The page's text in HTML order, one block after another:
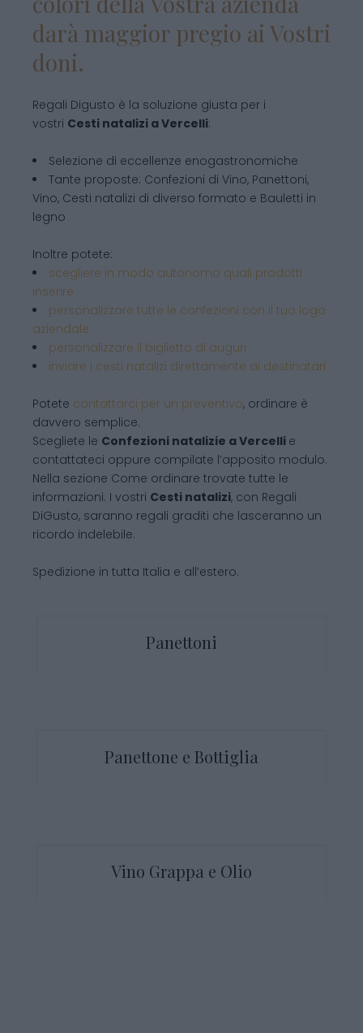
darà maggior pregio ai Vostri
doni.
Regali Digusto è la soluzione giusta per i
vostri Cesti natalizi a Vercelli:
Selezione di eccellenze enogastronomiche
Tante proposte: Confezioni di Vino, Panettoni,
Vino, Cesti natalizi di diverso formato e Bauletti in
legno
Inoltre potete:
scegliere in modo autonomo quali prodotti
inserire
personalizzare tutte le confezioni con il tuo logo
aziendale
personalizzare il biglietto di auguri
inviare i cesti natalizi direttamente ai destinatari
Potete contattarci per un preventivo, ordinare è
davvero semplice.
Scegliete le Confezioni natalizie a Vercelli e
contattateci oppure compilate l’apposito modulo.
Nella sezione Come ordinare trovate tutte le
informazioni. I vostri Cesti natalizi, con Regali
DiGusto, saranno regali graditi che lasceranno un
ricordo indelebile.
Spedizione in tutta Italia e all’estero.
Panettoni
Panettone e Bottiglia
Vino Grappa e Olio